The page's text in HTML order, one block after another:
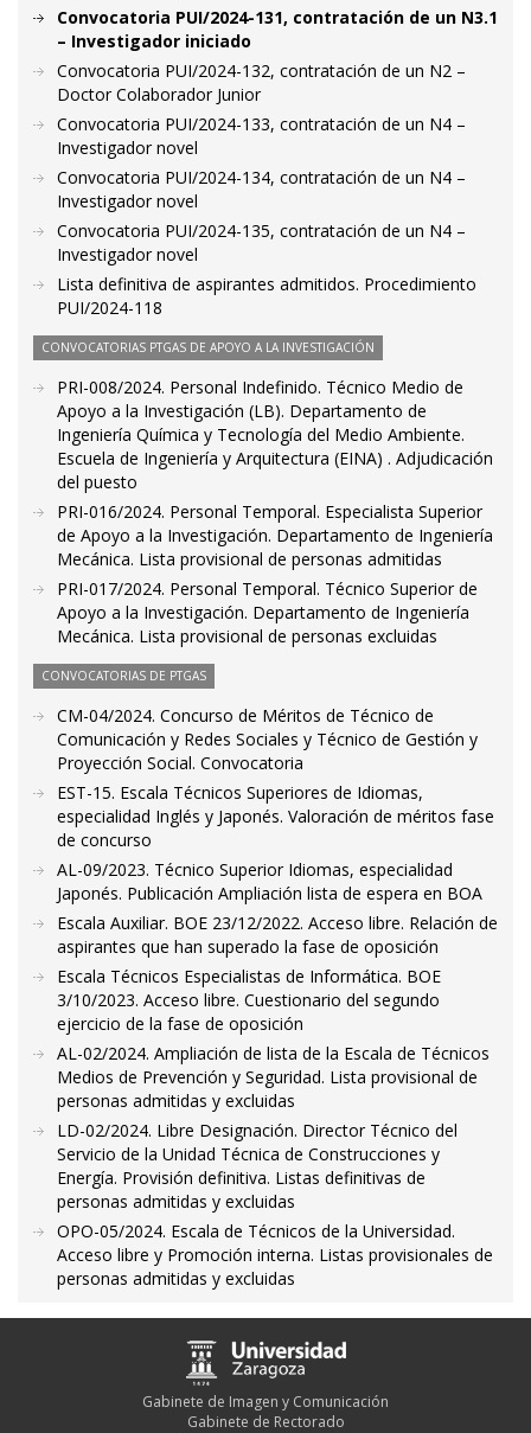
Convocatoria PUI/2024-131, contratación de un N3.1
– Investigador iniciado
Convocatoria PUI/2024-132, contratación de un N2 –
Doctor Colaborador Junior
Convocatoria PUI/2024-133, contratación de un N4 –
Investigador novel
Convocatoria PUI/2024-134, contratación de un N4 –
Investigador novel
Convocatoria PUI/2024-135, contratación de un N4 –
Investigador novel
Lista definitiva de aspirantes admitidos. Procedimiento
PUI/2024-118
CONVOCATORIAS PTGAS DE APOYO A LA INVESTIGACIÓN
PRI-008/2024. Personal Indefinido. Técnico Medio de
Apoyo a la Investigación (LB). Departamento de
Ingeniería Química y Tecnología del Medio Ambiente.
Escuela de Ingeniería y Arquitectura (EINA) . Adjudicación
del puesto
PRI-016/2024. Personal Temporal. Especialista Superior
de Apoyo a la Investigación. Departamento de Ingeniería
Mecánica. Lista provisional de personas admitidas
PRI-017/2024. Personal Temporal. Técnico Superior de
Apoyo a la Investigación. Departamento de Ingeniería
Mecánica. Lista provisional de personas excluidas
CONVOCATORIAS DE PTGAS
CM-04/2024. Concurso de Méritos de Técnico de
Comunicación y Redes Sociales y Técnico de Gestión y
Proyección Social. Convocatoria
EST-15. Escala Técnicos Superiores de Idiomas,
especialidad Inglés y Japonés. Valoración de méritos fase
de concurso
AL-09/2023. Técnico Superior Idiomas, especialidad
Japonés. Publicación Ampliación lista de espera en BOA
Escala Auxiliar. BOE 23/12/2022. Acceso libre. Relación de
aspirantes que han superado la fase de oposición
Escala Técnicos Especialistas de Informática. BOE
3/10/2023. Acceso libre. Cuestionario del segundo
ejercicio de la fase de oposición
AL-02/2024. Ampliación de lista de la Escala de Técnicos
Medios de Prevención y Seguridad. Lista provisional de
personas admitidas y excluidas
LD-02/2024. Libre Designación. Director Técnico del
Servicio de la Unidad Técnica de Construcciones y
Energía. Provisión definitiva. Listas definitivas de
personas admitidas y excluidas
OPO-05/2024. Escala de Técnicos de la Universidad.
Acceso libre y Promoción interna. Listas provisionales de
personas admitidas y excluidas
Gabinete de Imagen y Comunicación
Gabinete de Rectorado